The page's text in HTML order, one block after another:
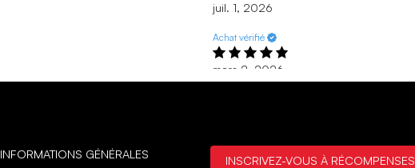
juil. 1, 2026
Achat vérifié
mars 2, 2026
Super cute and comfy
INFORMATIONS GÉNÉRALES
INSCRIVEZ-VOUS À RÉCOMPENSES